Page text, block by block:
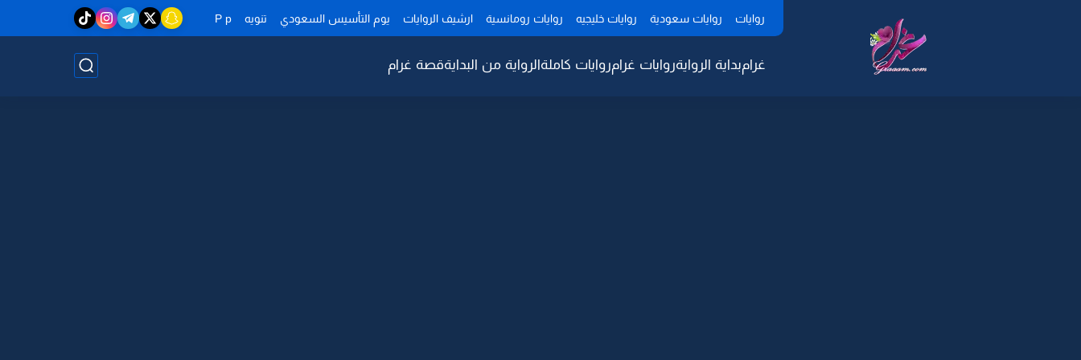
روايات روايات سعودية روايات خليجيه روايات رومانسية ارشيف الروايات يوم التأسيس السعودي تنويه P p
غرامبداية الروايةروايات غرامروايات كاملةالرواية من البدايةقصة غرام